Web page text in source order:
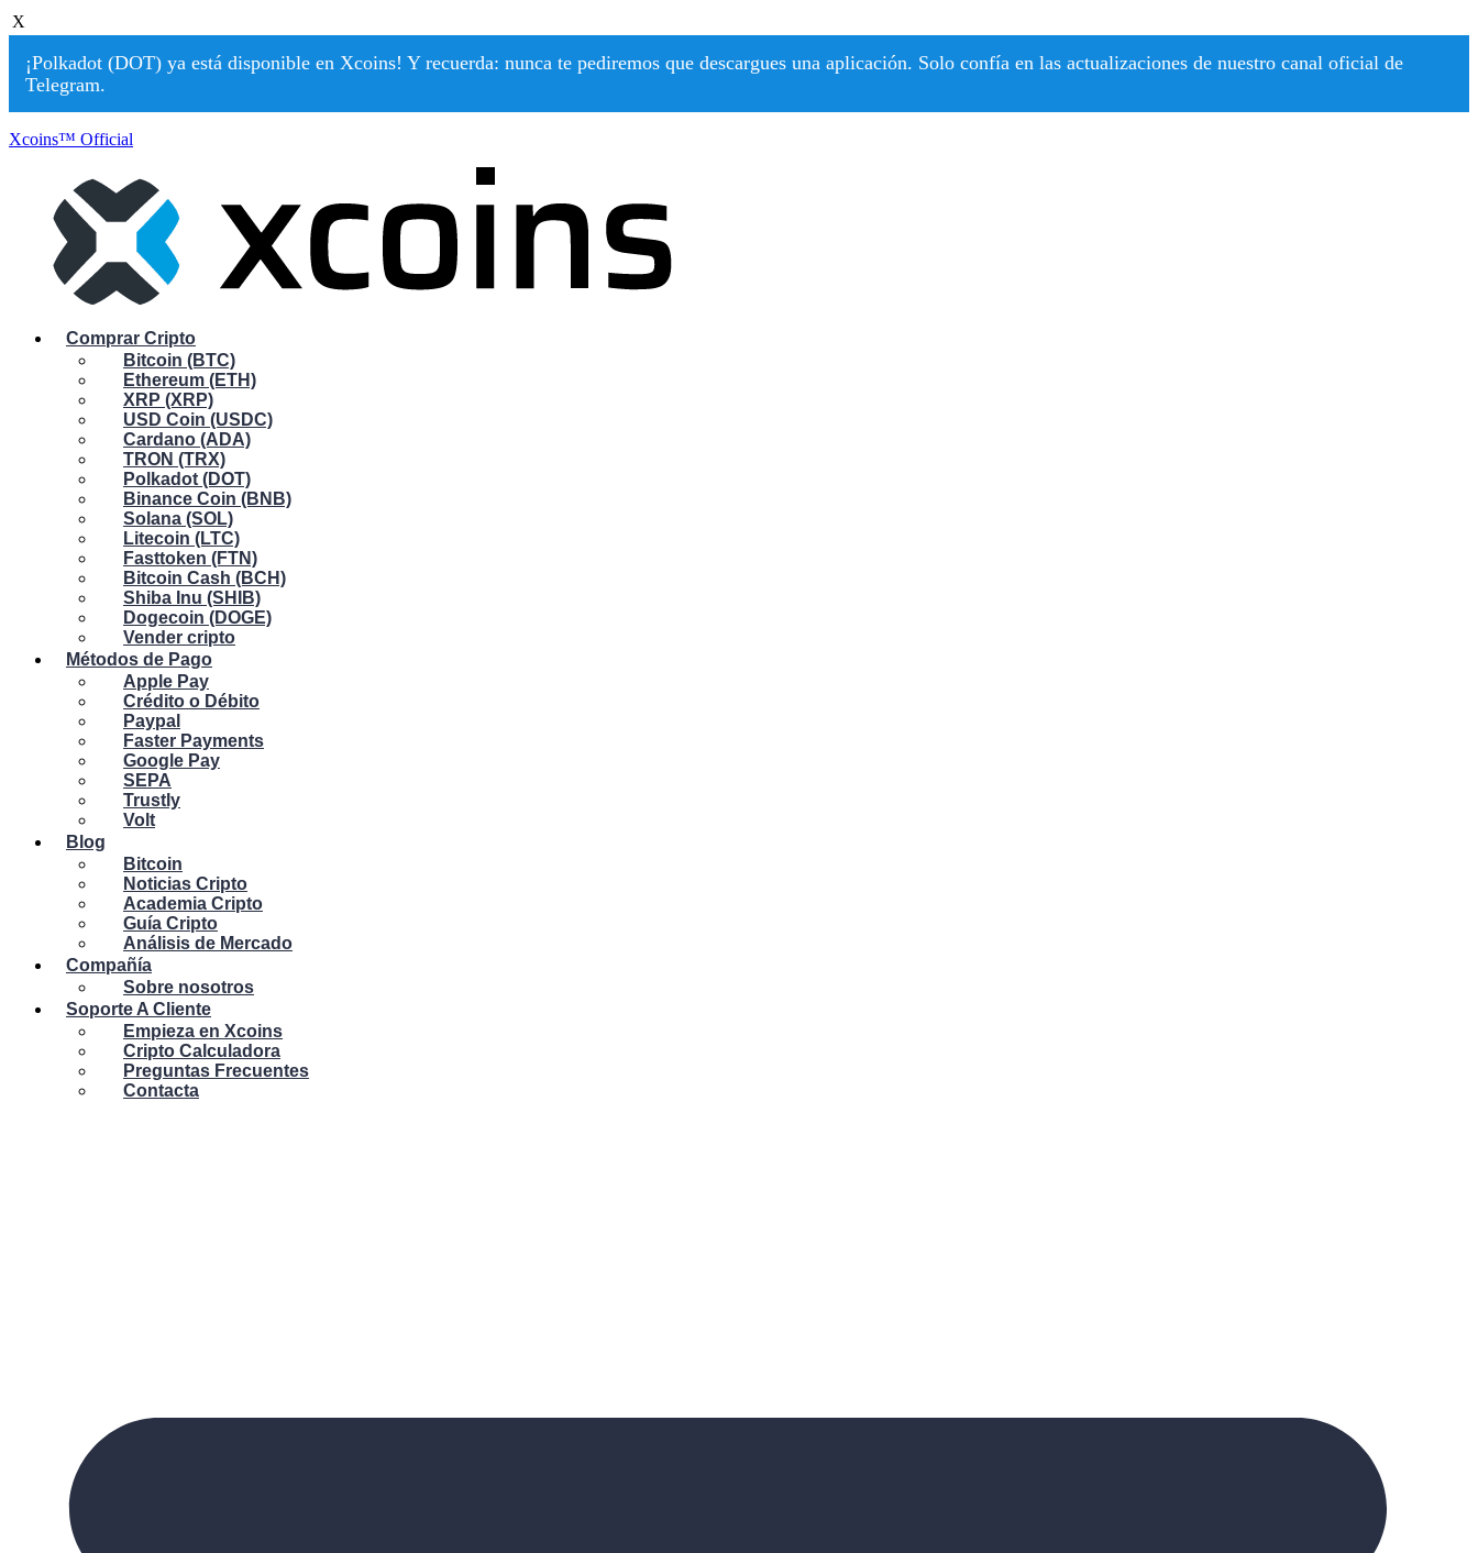
X
¡Polkadot (DOT) ya está disponible en Xcoins! Y recuerda: nunca te pediremos que descargues una aplicación. Solo confía en las actualizaciones de nuestro canal oficial de
Telegram.
Xcoins™ Official
Comprar Cripto
Bitcoin (BTC)
Ethereum (ETH)
XRP (XRP)
USD Coin (USDC)
Cardano (ADA)
TRON (TRX)
Polkadot (DOT)
Binance Coin (BNB)
Solana (SOL)
Litecoin (LTC)
Fasttoken (FTN)
Bitcoin Cash (BCH)
Shiba Inu (SHIB)
Dogecoin (DOGE)
Vender cripto
Métodos de Pago
Apple Pay
Crédito o Débito
Paypal
Faster Payments
Google Pay
SEPA
Trustly
Volt
Blog
Bitcoin
Noticias Cripto
Academia Cripto
Guía Cripto
Análisis de Mercado
Compañía
Sobre nosotros
Soporte A Cliente
Empieza en Xcoins
Cripto Calculadora
Preguntas Frecuentes
Contacta